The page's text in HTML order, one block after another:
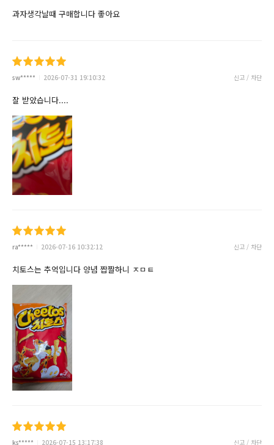
과자생각날때 구매합니다 좋아요
sw***** 2026-07-31 19:10:32 신고 / 차단
잘 받았습니다....
ra***** 2026-07-16 10:32:12 신고 / 차단
치토스는 추억입니다 양념 짭짤하니 ㅈㅁㅌ
ks***** 2026-07-15 13:17:38 신고 / 차단